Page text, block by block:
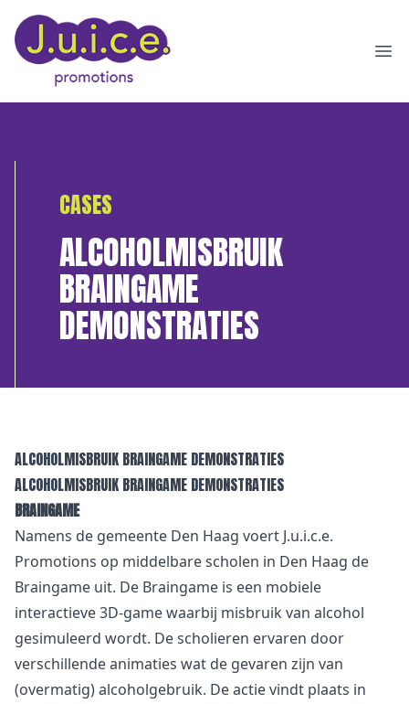
CASES
ALCOHOLMISBRUIK
BRAINGAME
DEMONSTRATIES
ALCOHOLMISBRUIK BRAINGAME DEMONSTRATIES
ALCOHOLMISBRUIK BRAINGAME DEMONSTRATIES
BRAINGAME
Namens de gemeente Den Haag voert J.u.i.c.e.
Promotions op middelbare scholen in Den Haag de
Braingame uit. De Braingame is een mobiele
interactieve 3D-game waarbij misbruik van alcohol
gesimuleerd wordt. De scholieren ervaren door
verschillende animaties wat de gevaren zijn van
(overmatig) alcoholgebruik. De actie vindt plaats in